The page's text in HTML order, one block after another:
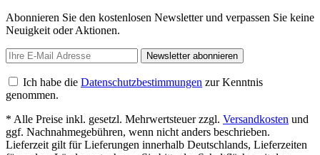
Abonnieren Sie den kostenlosen Newsletter und verpassen Sie keine
Neuigkeit oder Aktionen.
Newsletter abonnieren
Ich habe die Datenschutzbestimmungen zur Kenntnis
genommen.
* Alle Preise inkl. gesetzl. Mehrwertsteuer zzgl. Versandkosten und
ggf. Nachnahmegebühren, wenn nicht anders beschrieben.
Lieferzeit gilt für Lieferungen innerhalb Deutschlands, Lieferzeiten